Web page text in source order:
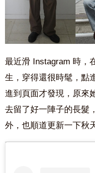
最近滑 Instagram 時，
生，穿得還很時髦，點
進到頁面才發現，原來
去留了好一陣子的長髮
外，也順道更新一下秋